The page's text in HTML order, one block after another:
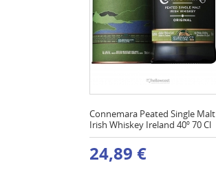
Connemara Peated Single Malt
Irish Whiskey Ireland 40º 70 Cl
24,89 €